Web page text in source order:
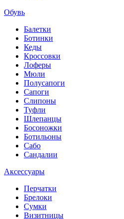
Обувь
Балетки
Ботинки
Кеды
Кроссовки
Лоферы
Мюли
Полусапоги
Сапоги
Слипоны
Туфли
Шлепанцы
Босоножки
Ботильоны
Сабо
Сандалии
Аксессуары
Перчатки
Брелоки
Сумки
Визитницы